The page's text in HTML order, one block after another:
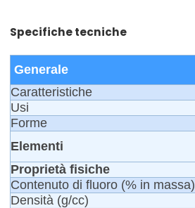
Specifiche tecniche
Generale
Caratteristiche
Usi
Forme
Elementi
Proprietà fisiche
Contenuto di fluoro (% in massa)
Densità (g/cc)